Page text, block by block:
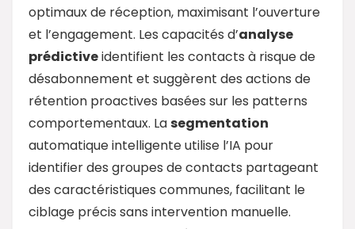
optimaux de réception, maximisant l’ouverture
et l’engagement. Les capacités d’analyse
prédictiveidentifient les contacts à risque de
désabonnement et suggèrent des actions de
rétention proactives basées sur les patterns
comportementaux. Lasegmentation
automatique intelligente utilise l’IA pour
identifier des groupes de contacts partageant
des caractéristiques communes, facilitant le
ciblage précis sans intervention manuelle.